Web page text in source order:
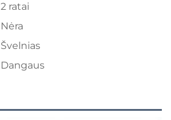
2 ratai
Nėra
Švelnias
Dangaus